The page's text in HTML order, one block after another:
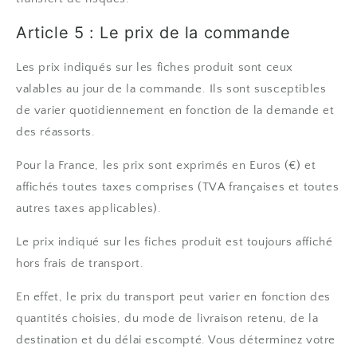
Article 5 : Le prix de la commande
Les prix indiqués sur les fiches produit sont ceux
valables au jour de la commande. Ils sont susceptibles
de varier quotidiennement en fonction de la demande et
des réassorts.
Pour la France, les prix sont exprimés en Euros (€) et
affichés toutes taxes comprises (TVA françaises et toutes
autres taxes applicables).
Le prix indiqué sur les fiches produit est toujours affiché
hors frais de transport.
En effet, le prix du transport peut varier en fonction des
quantités choisies, du mode de livraison retenu, de la
destination et du délai escompté. Vous déterminez votre